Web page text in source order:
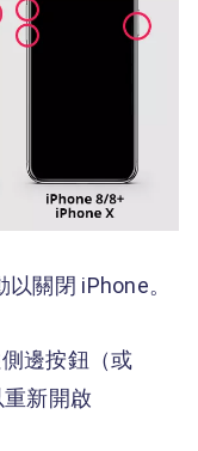
關閉 iPhone。
邊按鈕（或
新開啟